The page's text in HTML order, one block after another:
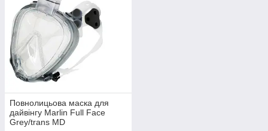
Повнолицьова маска для
дайвінгу Marlin Full Face
Grey/trans MD